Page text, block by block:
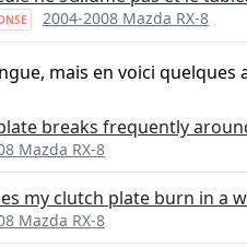
2004-2008 Mazda RX-8
mais en voici
breaks frequently
Mazda RX-8
my clutch plate burn in a
Mazda RX-8